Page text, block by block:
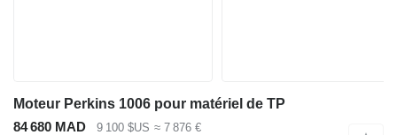
Moteur Perkins 1006 pour matériel de TP
84 680 MAD
9 100 $US ≈ 7 876 €